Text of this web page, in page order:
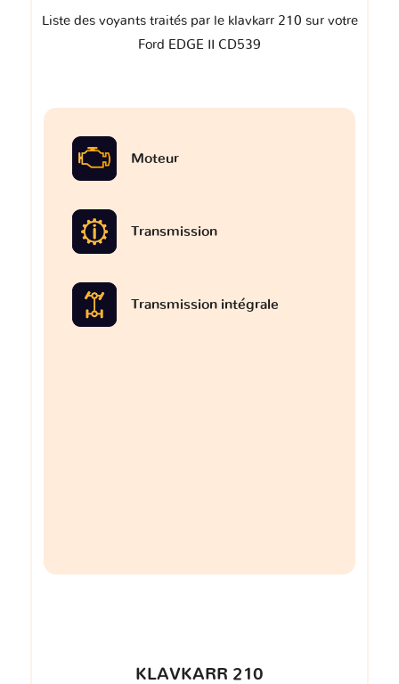
Liste des voyants traités par le klavkarr 210 sur votre
Ford EDGE II CD539
Moteur
Transmission
Transmission intégrale
KLAVKARR 210